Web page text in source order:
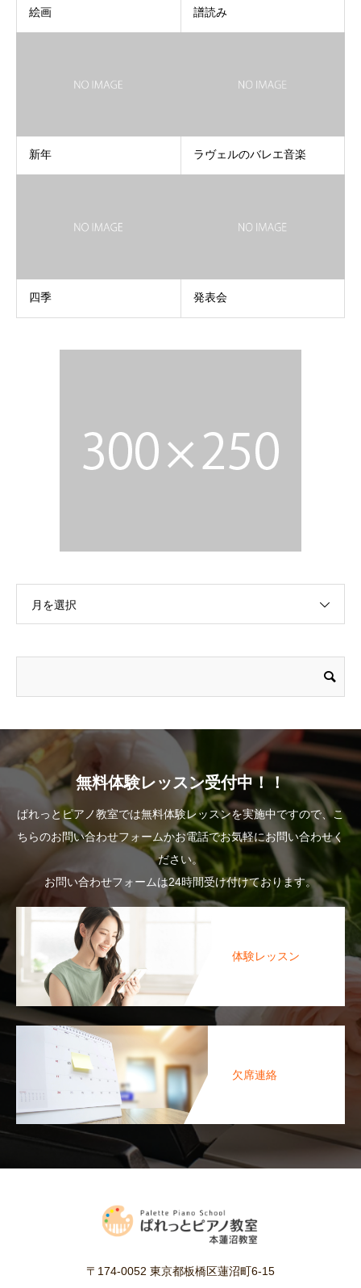
絵画 譜読み
新年 ラヴェルのバレエ音楽
四季 発表会
月を選択
無料体験レッスン受付中！！
ぱれっとピアノ教室では無料体験レッスンを実施中ですので、こ
ちらのお問い合わせフォームかお電話でお気軽にお問い合わせく
ださい。
お問い合わせフォームは24時間受け付けております。
体験レッスン
欠席連絡
〒174-0052 東京都板橋区蓮沼町6-15